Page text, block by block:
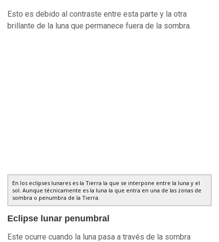
Esto es debido al contraste entre esta parte y la otra
brillante de la luna que permanece fuera de la sombra.
En los eclipses lunares es la Tierra la que se interpone entre la luna y el
sol. Aunque técnicamente es la luna la que entra en una de las zonas de
sombra o penumbra de la Tierra.
Eclipse lunar penumbral
Este ocurre cuando la luna pasa a través de la sombra